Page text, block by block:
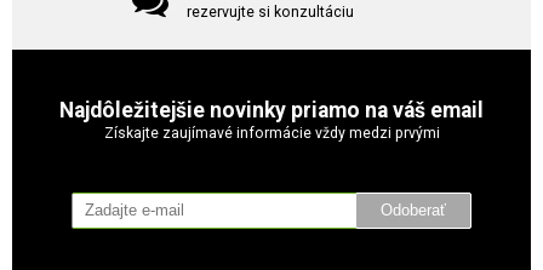
rezervujte si konzultáciu
Najdôležitejšie novinky priamo na váš email
Získajte zaujímavé informácie vždy medzi prvými
Odoberať